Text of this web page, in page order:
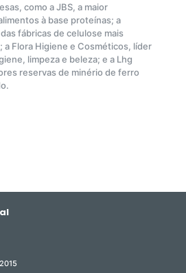
como a JBS, a maior
à base proteínas; a
fábricas de celulose mais
a Flora Higiene e Cosméticos, líder
limpeza e beleza; e a Lhg
reservas de minério de ferro